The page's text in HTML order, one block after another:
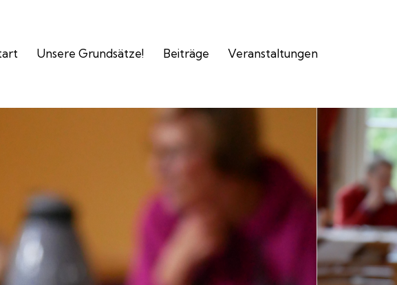
Unsere Grundsätze! Beiträge Veranstaltungen